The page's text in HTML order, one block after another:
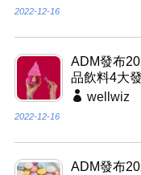
2022-12-16
ADM發布
品飲料4大
wellwiz
2022-12-16
ADM發布